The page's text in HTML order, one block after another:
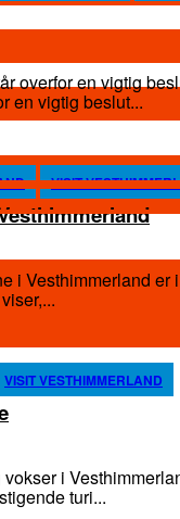
overfor en vigtig
en vigtig beslut...
VISIT
er i
VISIT VESTHIMMERLAND
Det bekræfter
turi...